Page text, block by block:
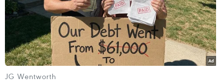
linh trong lễ diễu hành đèn lồng cá
06/08/2026 04:11
Sẵn sàng cho Lễ hội Việt Nam-Hàn
JG Wentworth